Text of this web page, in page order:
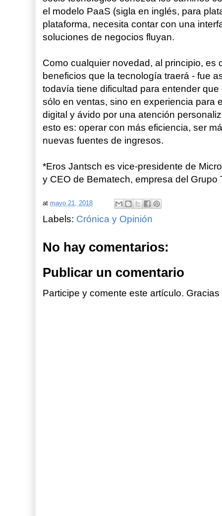
el modelo PaaS (sigla en inglés, para
plataforma, necesita contar con una
soluciones de negocios fluyan.
Como cualquier novedad, al principio, es
beneficios que la tecnología traerá - fue
todavía tiene dificultad para entender
sólo en ventas, sino en experiencia para
digital y ávido por una atención
esto es: operar con más eficiencia, ser
nuevas fuentes de ingresos.
*Eros Jantsch es vice-presidente de
y CEO de Bematech, empresa del Grupo
at mayo 21, 2018
Labels: Crónica y Opinión
No hay comentarios:
Publicar un comentario
Participe y comente este artículo. Gracias